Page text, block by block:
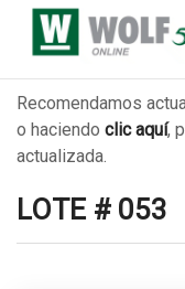
Recomendamos
o haciendo clic aquí,
actualizada.
LOTE # 053